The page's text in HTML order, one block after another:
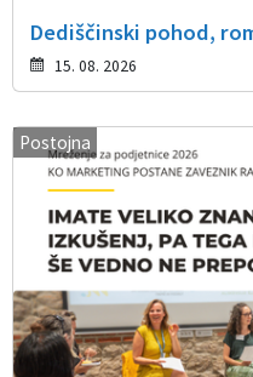
Dediščinski pohod,
15. 08. 2026
Postojna